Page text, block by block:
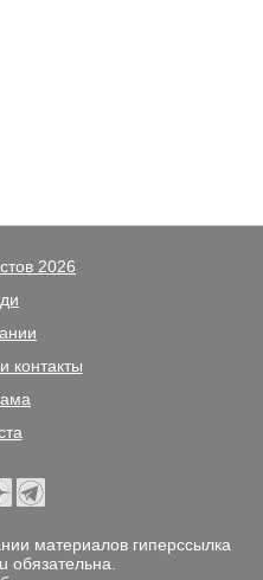
2026
контакты
материалов гиперссылка
обязательна.